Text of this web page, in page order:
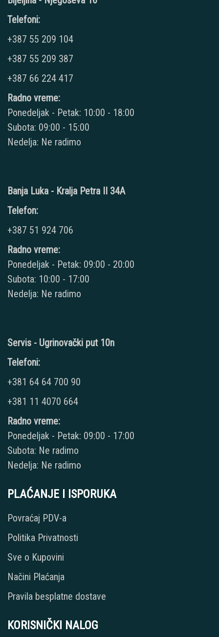
Telefoni:
+387 55 209 104
+387 55 209 387
+387 66 224 417
Radno vreme:
Ponedeljak - Petak: 10:00 - 18:00
Subota: 09:00 - 15:00
Nedelja: Ne radimo
Banja Luka - Kralja Petra II 34A
Telefon:
+387 51 924 706
Radno vreme:
Ponedeljak - Petak: 09:00 - 20:00
Subota: 10:00 - 17:00
Nedelja: Ne radimo
Servis - Ugrinovački put 10n
Telefoni:
+381 64 64 700 90
+381 11 4070 664
Radno vreme:
Ponedeljak - Petak: 09:00 - 17:00
Subota: Ne radimo
Nedelja: Ne radimo
PLAĆANJE I ISPORUKA
Povraćaj PDV-a
Politika Privatnosti
Sve o Kupovini
Načini Plaćanja
Pravila besplatne dostave
KORISNIČKI NALOG